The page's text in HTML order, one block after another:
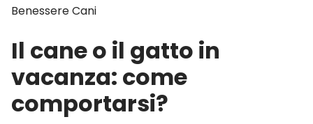
Benessere Cani
Il cane o il gatto in
vacanza: come
comportarsi?